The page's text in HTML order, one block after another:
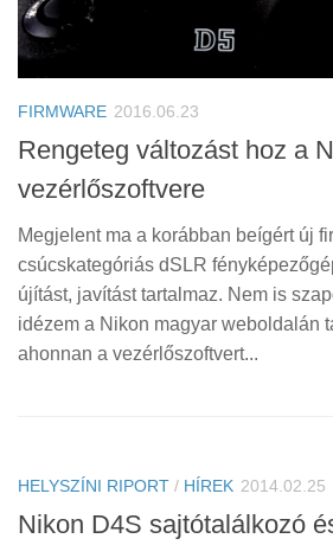
FIRMWARE 2016.06.23
Rengeteg változást hoz a
vezérlőszoftvere
Megjelent ma a korábban beígért új
csúcskategóriás dSLR
újítást, javítást tartalmaz. Nem is
idézem a Nikon magyar weboldalán
ahonnan a vezérlőszoftvert...
HELYSZÍNI RIPORT / HÍREK 2014.02.25
Nikon D4S sajtótalálkozó